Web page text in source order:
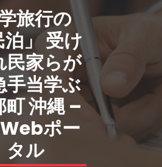
旅行の
泊」 受け
民家らが
手当学ぶ
町 沖縄 –
ポー
タル